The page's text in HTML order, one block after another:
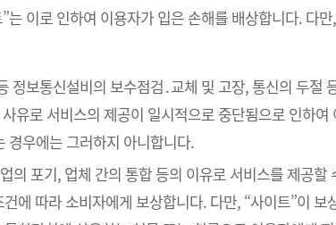
이로 인하여 이용자가 입은 손해를 배상합니다. 다
정보통신설비의 보수점검․교체 및 고장, 통신의 두절
유로 서비스의 제공이 일시적으로 중단됨으로 인하
경우에는 그러하지 아니합니다.
의 포기, 업체 간의 통합 등의 이유로 서비스를 제공
에 따라 소비자에게 보상합니다. 다만, “사이트”이